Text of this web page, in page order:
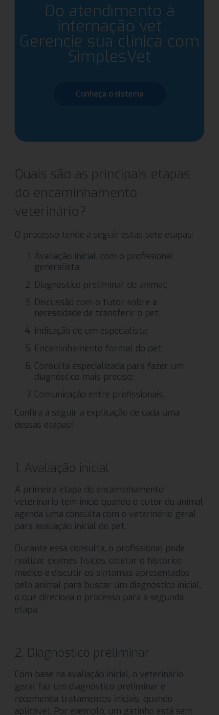
Do atendimento à
internação vet
Gerencie sua clínica com
SimplesVet
Conheça o sistema
Quais são as principais etapas
do encaminhamento
veterinário?
O processo tende a seguir estas sete etapas:
Avaliação inicial, com o profissional
generalista;
Diagnóstico preliminar do animal;
Discussão com o tutor sobre a
necessidade de transferir o pet;
Indicação de um especialista;
Encaminhamento formal do pet;
Consulta especializada para fazer um
diagnóstico mais preciso;
Comunicação entre profissionais.
Confira a seguir a explicação de cada uma
dessas etapas!
1. Avaliação inicial
A primeira etapa do encaminhamento
veterinário tem início quando o tutor do animal
agenda uma consulta com o veterinário geral
para avaliação inicial do pet.
Durante essa consulta, o profissional pode
realizar exames físicos, coletar o histórico
médico e discutir os sintomas apresentados
pelo animal para buscar um diagnóstico inicial,
o que direciona o processo para a segunda
etapa.
2. Diagnóstico preliminar
Com base na avaliação inicial, o veterinário
geral faz um diagnóstico preliminar e
recomenda tratamentos iniciais, quando
aplicável. Por exemplo, um gatinho está sem